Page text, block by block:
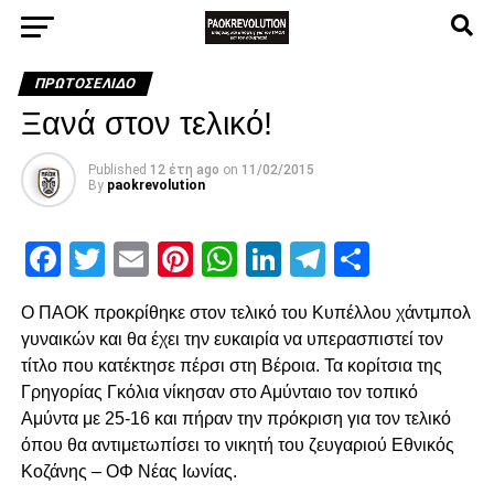
ΠΡΩΤΟΣΈΛΙΔΟ
Ξανά στον τελικό!
Published 12 έτη ago on 11/02/2015
By paokrevolution
Facebook
Twitter
EmailPinterest
WhatsApp
LinkedIn
Telegram
Ο ΠΑΟΚ προκρίθηκε στον τελικό του Κυπέλλου χάντμπολ
γυναικών και θα έχει την ευκαιρία να υπερασπιστεί τον
τίτλο που κατέκτησε πέρσι στη Βέροια. Τα κορίτσια της
Γρηγορίας Γκόλια νίκησαν στο Αμύνταιο τον τοπικό
Αμύντα με 25-16 και πήραν την πρόκριση για τον τελικό
όπου θα αντιμετωπίσει το νικητή του ζευγαριού Εθνικός
Κοζάνης – ΟΦ Νέας Ιωνίας.